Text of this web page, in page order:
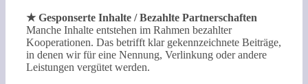
★ Gesponserte Inhalte / Bezahlte Partnerschaften
Manche Inhalte entstehen im Rahmen bezahlter
Kooperationen. Das betrifft klar gekennzeichnete Beiträge,
in denen wir für eine Nennung, Verlinkung oder andere
Leistungen vergütet werden.